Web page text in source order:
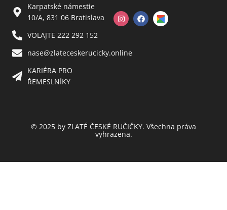
Karpatské námestie
10/A, 831 06 Bratislava
VOLAJTE 222 292 152
nase@zlateceskerucicky.online
KARIÉRA PRO
ŘEMESLNÍKY
© 2025 by ZLATÉ ČESKÉ RUČIČKY. Všechna práva
vyhrazena.